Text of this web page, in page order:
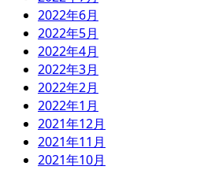
2022年6月
2022年5月
2022年4月
2022年3月
2022年2月
2022年1月
2021年12月
2021年11月
2021年10月